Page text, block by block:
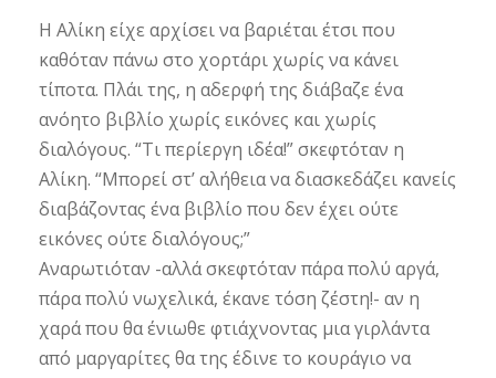
Η Αλίκη είχε αρχίσει να βαριέται έτσι που
καθόταν πάνω στο χορτάρι χωρίς να κάνει
τίποτα. Πλάι της, η αδερφή της διάβαζε ένα
ανόητο βιβλίο χωρίς εικόνες και χωρίς
διαλόγους. “Τι περίεργη ιδέα!” σκεφτόταν η
Αλίκη. “Μπορεί στ’ αλήθεια να διασκεδάζει κανείς
διαβάζοντας ένα βιβλίο που δεν έχει ούτε
εικόνες ούτε διαλόγους;”
Αναρωτιόταν -αλλά σκεφτόταν πάρα πολύ αργά,
πάρα πολύ νωχελικά, έκανε τόση ζέστη!- αν η
χαρά που θα ένιωθε φτιάχνοντας μια γιρλάντα
από μαργαρίτες θα της έδινε το κουράγιο να